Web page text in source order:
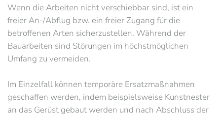
Wenn die Arbeiten nicht verschiebbar sind, ist ein
freier An-/Abflug bzw. ein freier Zugang für die
betroffenen Arten sicherzustellen. Während der
Bauarbeiten sind Störungen im höchstmöglichen
Umfang zu vermeiden.
Im Einzelfall können temporäre Ersatzmaßnahmen
geschaffen werden, indem beispielsweise Kunstnester
an das Gerüst gebaut werden und nach Abschluss der